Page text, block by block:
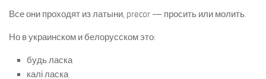
Все они проходят из латыни, precor — просить или молить.
Но в украинском и белорусском это:
будь ласка
калі ласка